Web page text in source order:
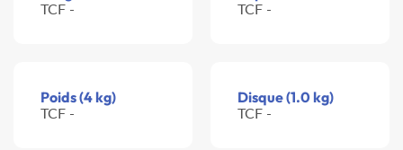
TCF - TCF -
Poids (4 kg)
TCF -
Disque (1.0 kg)
TCF -